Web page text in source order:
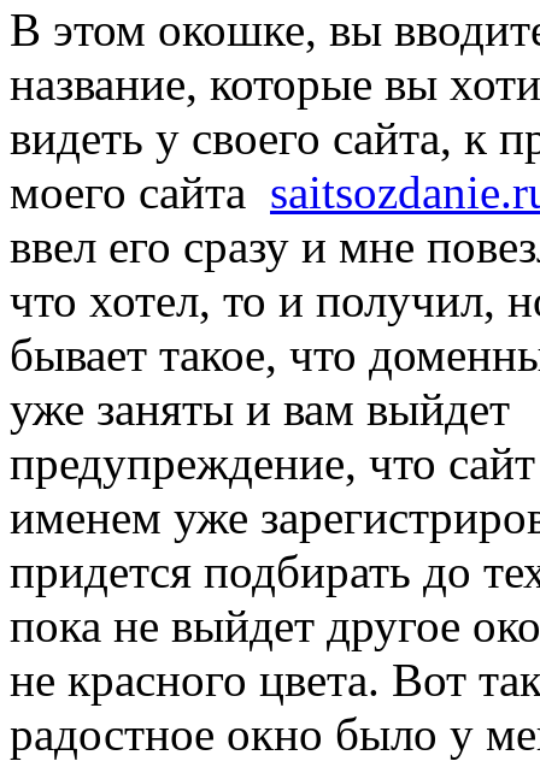
В этом окошке, вы
название, которые вы
видеть у своего сайта, к
моего сайта
ввел его сразу и мне
что хотел, то и получил,
бывает такое, что
уже заняты и вам выйдет
предупреждение, что
именем уже
придется подбирать до
пока не выйдет другое
не красного цвета. Вот
радостное окно было у